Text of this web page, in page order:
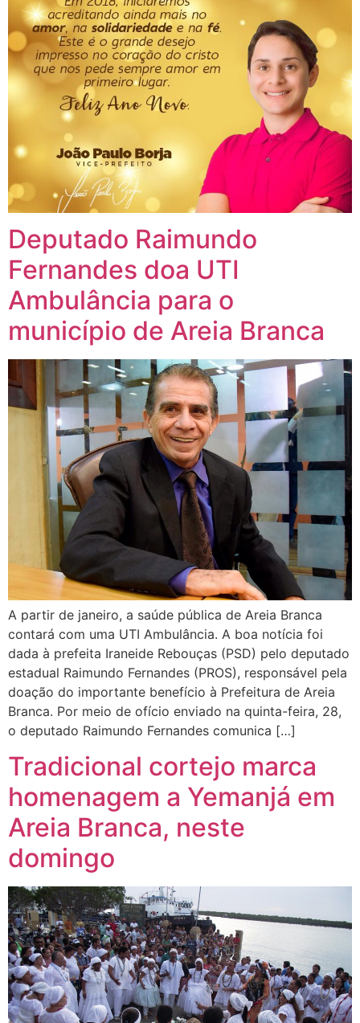
Deputado Raimundo
Fernandes doa UTI
Ambulância para o
município de Areia Branca
A partir de janeiro, a saúde pública de Areia Branca
contará com uma UTI Ambulância. A boa notícia foi
dada à prefeita Iraneide Rebouças (PSD) pelo deputado
estadual Raimundo Fernandes (PROS), responsável pela
doação do importante benefício à Prefeitura de Areia
Branca. Por meio de ofício enviado na quinta-feira, 28,
o deputado Raimundo Fernandes comunica […]
Tradicional cortejo marca
homenagem a Yemanjá em
Areia Branca, neste
domingo